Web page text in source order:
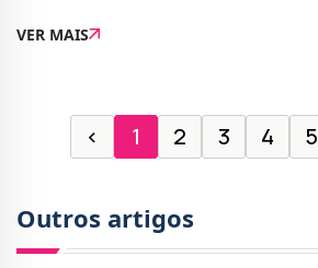
PlayStation – comparando ambos os
VER MAIS
‹ 1 2 3 4 5
Outros artigos